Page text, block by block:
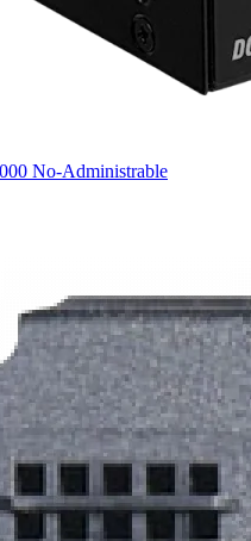
No-Administrable